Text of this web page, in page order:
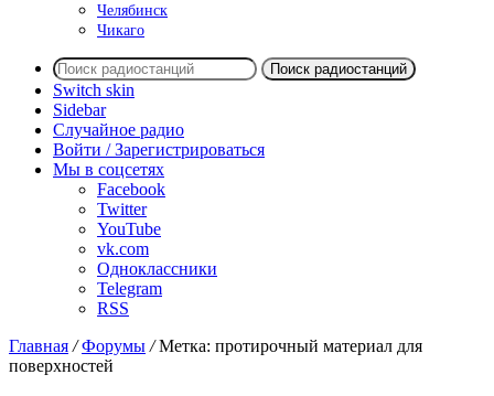
Челябинск
Чикаго
Поиск радиостанций
Switch skin
Sidebar
Случайное радио
Войти / Зарегистрироваться
Мы в соцсетях
Facebook
Twitter
YouTube
vk.com
Одноклассники
Telegram
RSS
Главная / Форумы / Метка: протирочный материал для
поверхностей